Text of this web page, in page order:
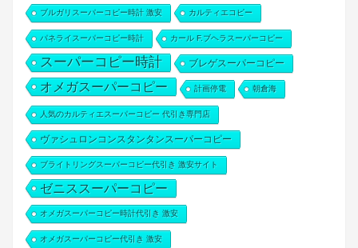
ブルガリスーパーコピー時計 激安 カルティエコピー
パネライスーパーコピー時計 カール F.ブヘラスーパーコピー
スーパーコピー時計 ブレゲスーパーコピー
オメガスーパーコピー 計画停電 朝倉海
人気のカルティエスーパーコピー 代引き専門店
ヴァシュロンコンスタンタンスーパーコピー
ブライトリングスーパーコピー代引き 激安サイト
ゼニススーパーコピー
オメガスーパーコピー時計代引き 激安
オメガスーパーコピー代引き 激安